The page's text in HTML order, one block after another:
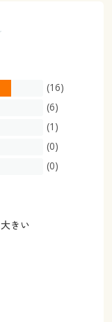
(16)
(6)
(1)
(0)
(0)
大きい